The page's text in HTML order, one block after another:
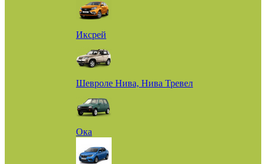
Иксрей
Шевроле Нива, Нива Тревел
Ока